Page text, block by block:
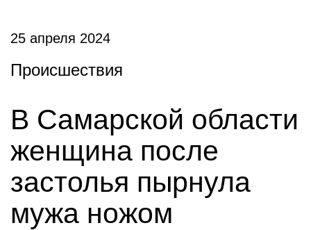
25 апреля 2024
Происшествия
В Самарской области
женщина после
застолья пырнула
мужа ножом